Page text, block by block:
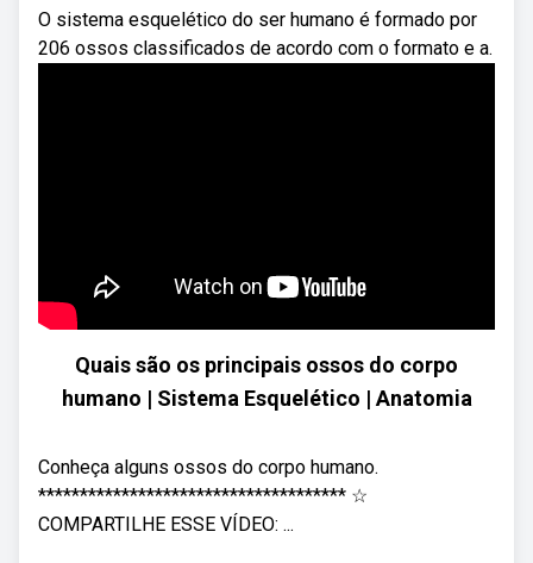
O sistema esquelético do ser humano é formado por
206 ossos classificados de acordo com o formato e a.
Quais são os principais ossos do corpo
humano | Sistema Esquelético | Anatomia
Conheça alguns ossos do corpo humano.
************************************* ☆
COMPARTILHE ESSE VÍDEO: ...